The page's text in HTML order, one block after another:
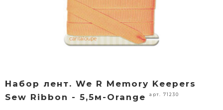
Набор лент. We R Memory Keepers
Sew Ribbon - 5,5м-Orange
арт. 71230